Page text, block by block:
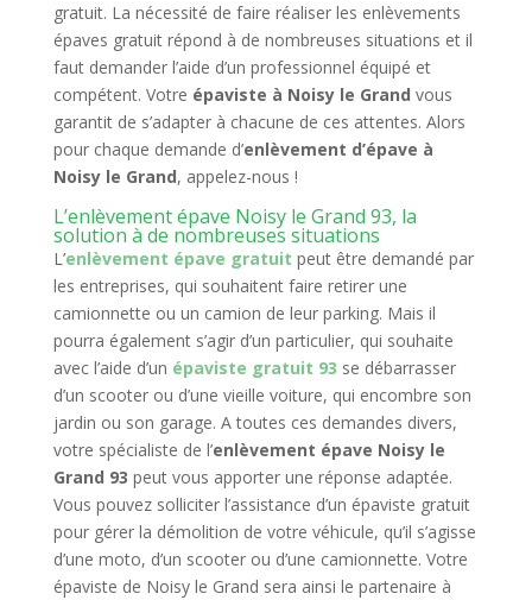
gratuit. La nécessité de faire réaliser les enlèvements
épaves gratuit répond à de nombreuses situations et il
faut demander l’aide d’un professionnel équipé et
compétent. Votre épaviste à Noisy le Grand vous
garantit de s’adapter à chacune de ces attentes. Alors
pour chaque demande d’enlèvement d’épave à
Noisy le Grand, appelez-nous !
L’enlèvement épave Noisy le Grand 93, la
solution à de nombreuses situations
L’enlèvement épave gratuit peut être demandé par
les entreprises, qui souhaitent faire retirer une
camionnette ou un camion de leur parking. Mais il
pourra également s’agir d’un particulier, qui souhaite
avec l’aide d’un épaviste gratuit 93 se débarrasser
d’un scooter ou d’une vieille voiture, qui encombre son
jardin ou son garage. A toutes ces demandes divers,
votre spécialiste de l’enlèvement épave Noisy le
Grand 93 peut vous apporter une réponse adaptée.
Vous pouvez solliciter l’assistance d’un épaviste gratuit
pour gérer la démolition de votre véhicule, qu’il s’agisse
d’une moto, d’un scooter ou d’une camionnette. Votre
épaviste de Noisy le Grand sera ainsi le partenaire à